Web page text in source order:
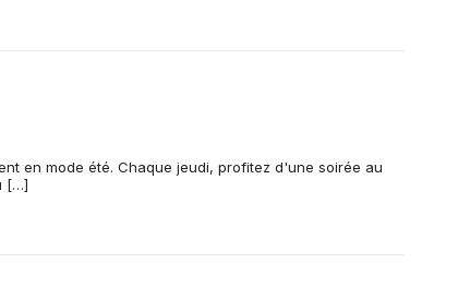
en mode été. Chaque jeudi, profitez d'une soirée au
[…]